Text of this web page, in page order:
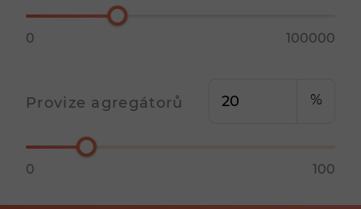
0 100000
Provize agregátorů %
0 100